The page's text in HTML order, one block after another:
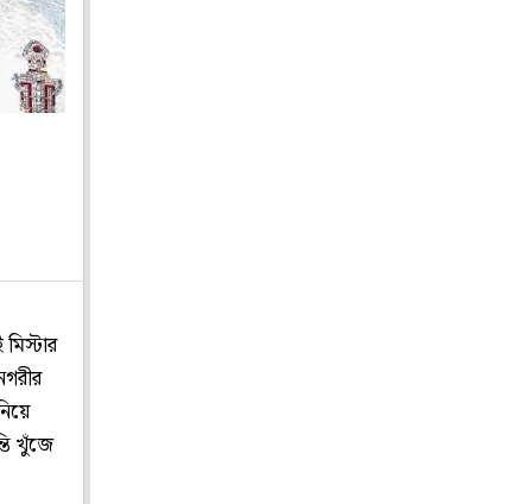
খুঁজে